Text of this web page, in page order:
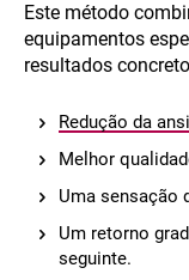
Este método
equipamentos
resultados
Redução da
Melhor
Uma sensação
Um retorno
seguinte.